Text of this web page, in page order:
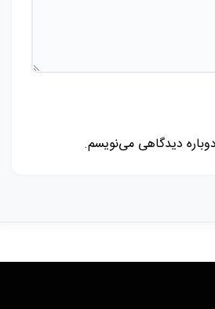
دیدگاهی می‌نویسم.